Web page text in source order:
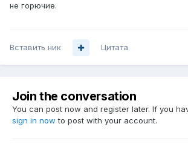
не горючие.
Вставить ник Цитата
Join the conversation
You can post now and register later. If you
sign in now to post with your account.